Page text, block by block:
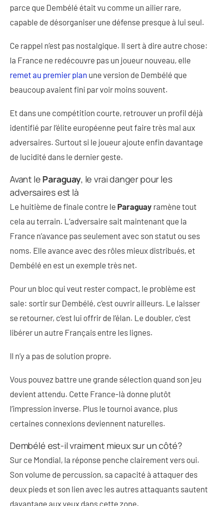
parce que Dembélé était vu comme un ailier rare,
capable de désorganiser une défense presque à lui seul.
Ce rappel n’est pas nostalgique. Il sert à dire autre chose:
la France ne redécouvre pas un joueur nouveau, elle
remet au premier plan une version de Dembélé que
beaucoup avaient fini par voir moins souvent.
Et dans une compétition courte, retrouver un profil déjà
identifié par l’élite européenne peut faire très mal aux
adversaires. Surtout si le joueur ajoute enfin davantage
de lucidité dans le dernier geste.
Avant le Paraguay, le vrai danger pour les
adversaires est là
Le huitième de finale contre le Paraguay ramène tout
cela au terrain. L’adversaire sait maintenant que la
France n’avance pas seulement avec son statut ou ses
noms. Elle avance avec des rôles mieux distribués, et
Dembélé en est un exemple très net.
Pour un bloc qui veut rester compact, le problème est
sale: sortir sur Dembélé, c’est ouvrir ailleurs. Le laisser
se retourner, c’est lui offrir de l’élan. Le doubler, c’est
libérer un autre Français entre les lignes.
Il n’y a pas de solution propre.
Vous pouvez battre une grande sélection quand son jeu
devient attendu. Cette France-là donne plutôt
l’impression inverse. Plus le tournoi avance, plus
certaines connexions deviennent naturelles.
Dembélé est-il vraiment mieux sur un côté?
Sur ce Mondial, la réponse penche clairement vers oui.
Son volume de percussion, sa capacité à attaquer des
deux pieds et son lien avec les autres attaquants sautent
davantage aux yeux dans cette zone.